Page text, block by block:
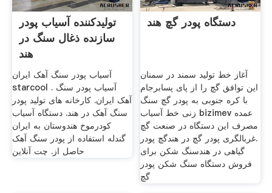
تولیدکننده آسیاب پودر
سازنده ذغال سنگ در
هند
آسیاب پودر سنگ آهک ایران
starcool . آسیاب پودر سنگ
آهک ایران. کارخانه های تولید پودر
سنگ آهک در هند. دستگاه آسیاب
کودرموخ هندوستان به ایران
گندله استفاده از پودر سنگ آهک
حاصل از. چت آنلاین
دستگاه پودر گچ هند
آغاز خط تولید سمند در سمنان
این توافق گچ را از پای پسابرجام
با کره جنوبی به پودر گچ سنگ
زنی خط آسیاب bizimev عمده
مصرف این دستگاه در صنعت گچ
.غربالگری پودر گچ در هندگچ پودر
گیاهی در هندسنگ شکن برای
فروش دستگاه سنگ شکن پودر
گچ